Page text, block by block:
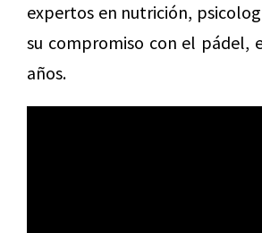
expertos en nutrición,
su compromiso con el pádel,
años.